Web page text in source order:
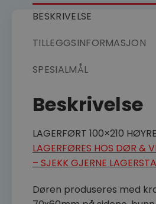
BESKRIVELSE
TILLEGGSINFORMASJON
SPESIALMÅL
Beskrivelse
LAGERFØRT 100×210
LAGERFØRES HOS DØR &
– SJEKK GJERNE
Døren produseres med